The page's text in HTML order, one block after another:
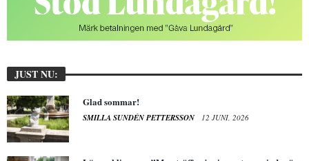
JUST NU:
Glad sommar!
SMILLA SUNDÉN PETTERSSON 12 JUNI, 2026